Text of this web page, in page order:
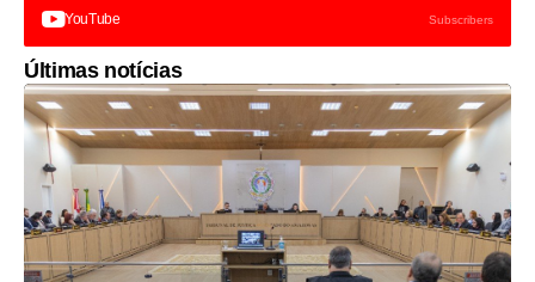
YouTube Subscribers
Últimas notícias